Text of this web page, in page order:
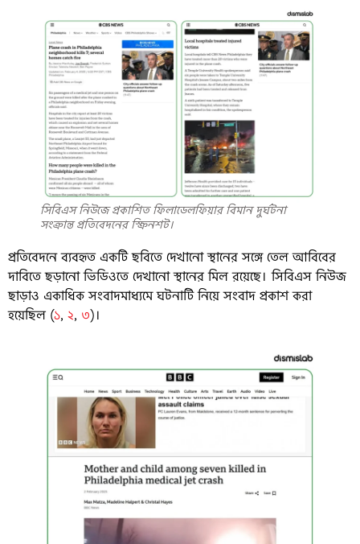
সিবিএস নিউজে প্রকাশিত ফিলাডেলফিয়ার বিমান দুর্ঘটনা
সংক্রান্ত প্রতিবেদনের স্ক্রিনশট।
প্রতিবেদনে ব্যবহৃত একটি ছবিতে দেখানো স্থানের সঙ্গে তেল আবিবের
দাবিতে ছড়ানো ভিডিওতে দেখানো স্থানের মিল রয়েছে। সিবিএস নিউজ
ছাড়াও একাধিক সংবাদমাধ্যমে ঘটনাটি নিয়ে সংবাদ প্রকাশ করা
হয়েছিল (১, ২, ৩)।